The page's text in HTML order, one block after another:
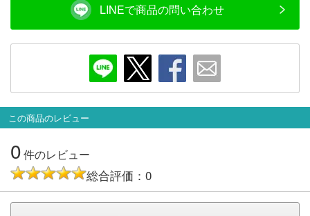
お気に入りリスト
新規会員登録
会員ランクについて
LINEで商品の問い合わせ
この商品のレビュー
0件のレビュー
総合評価：0